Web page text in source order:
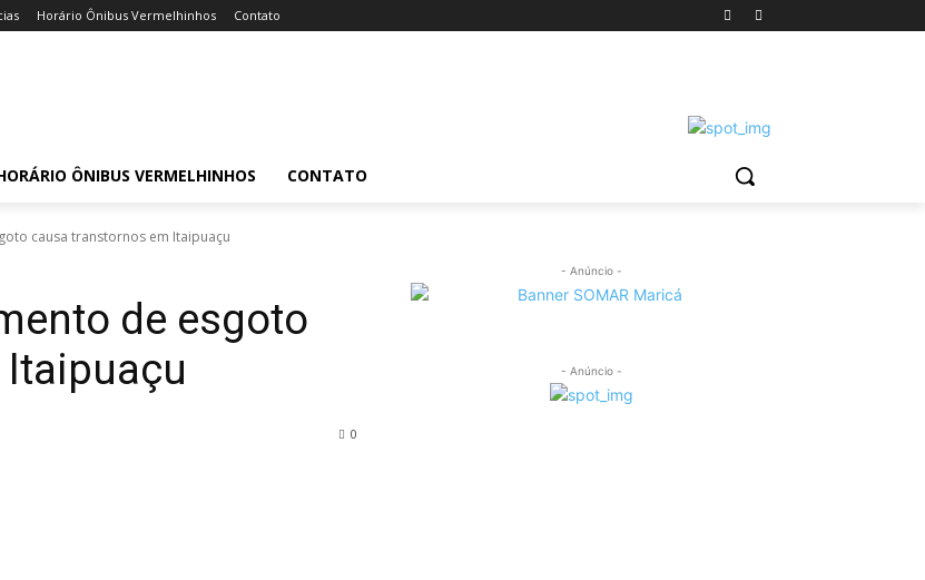
Horário Ônibus Vermelhinhos Contato
ÔNIBUS VERMELHINHOS CONTATO
causa transtornos em Itaipuaçu
de esgoto
0
- Anúncio -
- Anúncio -